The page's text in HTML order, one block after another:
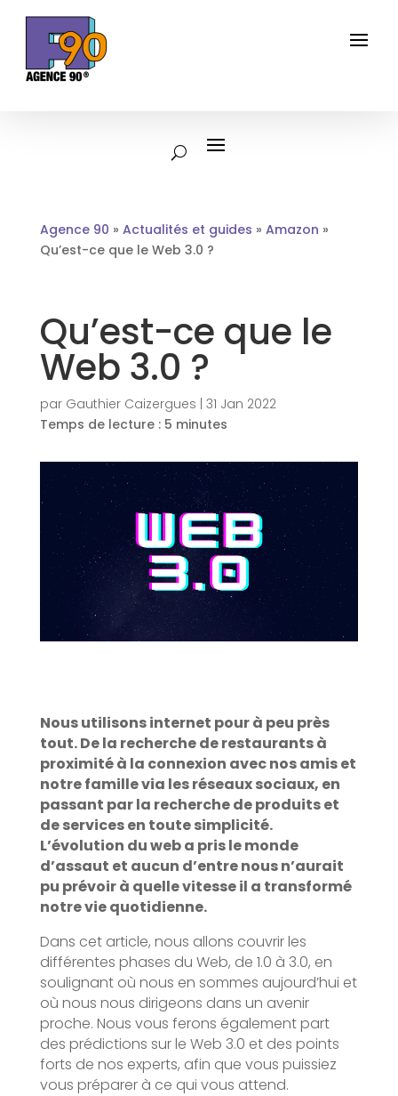
Agence 90 » Actualités et guides » Amazon »
Qu’est-ce que le Web 3.0 ?
Qu’est-ce que le
Web 3.0 ?
par Gauthier Caizergues 31 Jan 2022
Temps de lecture : 5 minutes
Nous utilisons internet pour à peu près
tout. De la recherche de restaurants à
proximité à la connexion avec nos amis et
notre famille via les réseaux sociaux, en
passant par la recherche de produits et
de services en toute simplicité.
L’évolution du web a pris le monde
d’assaut et aucun d’entre nous n’aurait
pu prévoir à quelle vitesse il a transformé
notre vie quotidienne.
Dans cet article, nous allons couvrir les
différentes phases du Web, de 1.0 à 3.0, en
soulignant où nous en sommes aujourd’hui et
où nous nous dirigeons dans un avenir
proche. Nous vous ferons également part
des prédictions sur le Web 3.0 et des points
forts de nos experts, afin que vous puissiez
vous préparer à ce qui vous attend.